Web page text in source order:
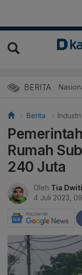
BERITA
Berita Industri
Rumah
240 Juta
Oleh Tia
4 Juli 2023,